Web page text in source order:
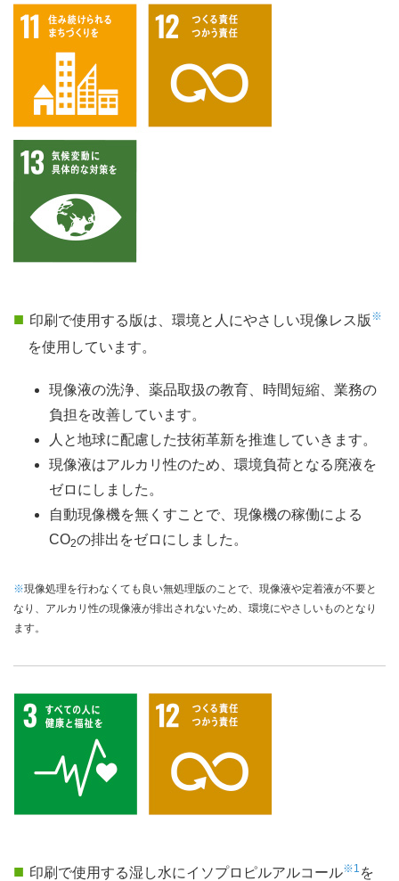
印刷で使用する版は、環境と人にやさしい現像レス版 ※
を使用しています。
現像液の洗浄、薬品取扱の教育、時間短縮、業務の
負担を改善しています。
人と地球に配慮した技術革新を推進していきます。
現像液はアルカリ性のため、環境負荷となる廃液を
ゼロにしました。
自動現像機を無くすことで、現像機の稼働による
CO2の排出をゼロにしました。
※現像処理を行わなくても良い無処理版のことで、現像液や定着液が不要と
なり、アルカリ性の現像液が排出されないため、環境にやさしいものとなり
ます。
印刷で使用する湿し水にイソプロピルアルコール※1 を